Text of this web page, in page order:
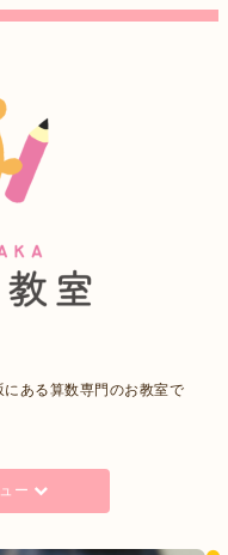
ある算数専門のお教室で
ー